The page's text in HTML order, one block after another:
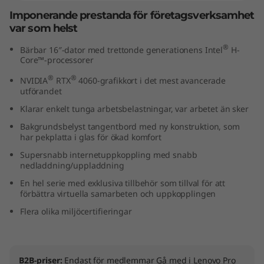
nImponerande prestanda för företagsverksamhet
var som helst
Bärbar 16″-dator med trettonde generationens Intel® H-
Core™-processorer
NVIDIA® RTX® 4060-grafikkort i det mest avancerade
utförandet
Klarar enkelt tunga arbetsbelastningar, var arbetet än sker
Bakgrundsbelyst tangentbord med ny konstruktion, som
har pekplatta i glas för ökad komfort
Supersnabb internetuppkoppling med snabb
nedladdning/uppladdning
En hel serie med exklusiva tillbehör som tillval för att
förbättra virtuella samarbeten och uppkopplingen
Flera olika miljöcertifieringar
B2B-priser: Endast för medlemmar Gå med i Lenovo Pro